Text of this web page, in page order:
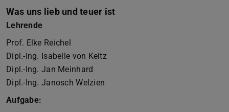
Was uns lieb und teuer ist
Lehrende
Prof. Elke Reichel
Dipl.-Ing. Isabelle von Keitz
Dipl.-Ing. Jan Meinhard
Dipl.-Ing. Janosch Welzien
Aufgabe: